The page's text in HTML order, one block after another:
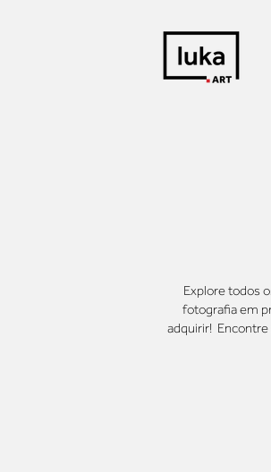
Explore todos
fotografia em
adquirir! Encontre